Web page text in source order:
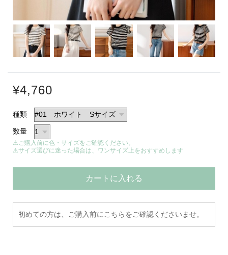
¥4,760
種類
数量
⚠ご購入前に色・サイズをご確認ください。
⚠サイズ選びに迷った場合は、ワンサイズ上をおすすめします
カートに入れる
初めての方は、ご購入前にこちらをご確認くださいませ。